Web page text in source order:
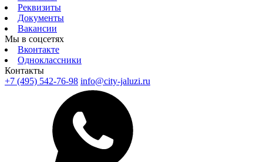
Реквизиты
Документы
Вакансии
Мы в соцсетях
Вконтакте
Одноклассники
Контакты
+7 (495) 542-76-98 info@city-jaluzi.ru